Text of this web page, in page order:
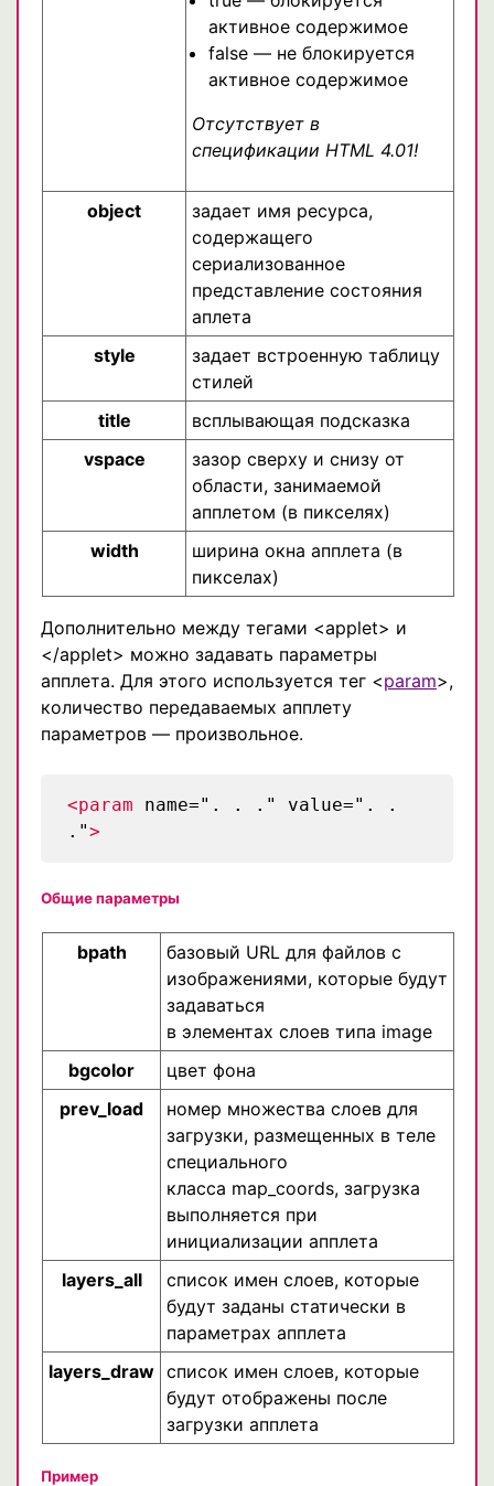
активное содержимое
false — не блокируется
активное содержимое
Отсутствует в
спецификации HTML 4.01!
object
задает имя ресурса,
содержащего
сериализованное
представление состояния
аплета
style
задает встроенную таблицу
стилей
title
всплывающая подсказка
vspace
зазор сверху и снизу от
области, занимаемой
апплетом (в пикселях)
width
ширина окна апплета (в
пикселах)
Дополнительно между тегами <applet> и
</applet> можно задавать параметры
апплета. Для этого используется тег <param>,
количество передаваемых апплету
параметров — произвольное.
<param name=". . ." value=". .
.">
Общие параметры
bpath
базовый URL для файлов с
изображениями, которые будут
задаваться
в элементах слоев типа image
bgcolor
цвет фона
prev_load
номер множеcтва слоев для
загрузки, размещенных в теле
специального
класса map_coords, загрузка
выполняется при
инициализации апплета
layers_all
список имен слоев, которые
будут заданы статически в
параметрах апплета
layers_draw список имен слоев, которые
будут отображены после
загрузки апплета
Пример